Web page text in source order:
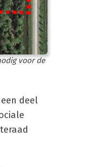
voor de
deel